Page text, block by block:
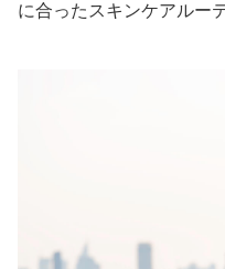
美容/健康
に合ったスキンケアルー